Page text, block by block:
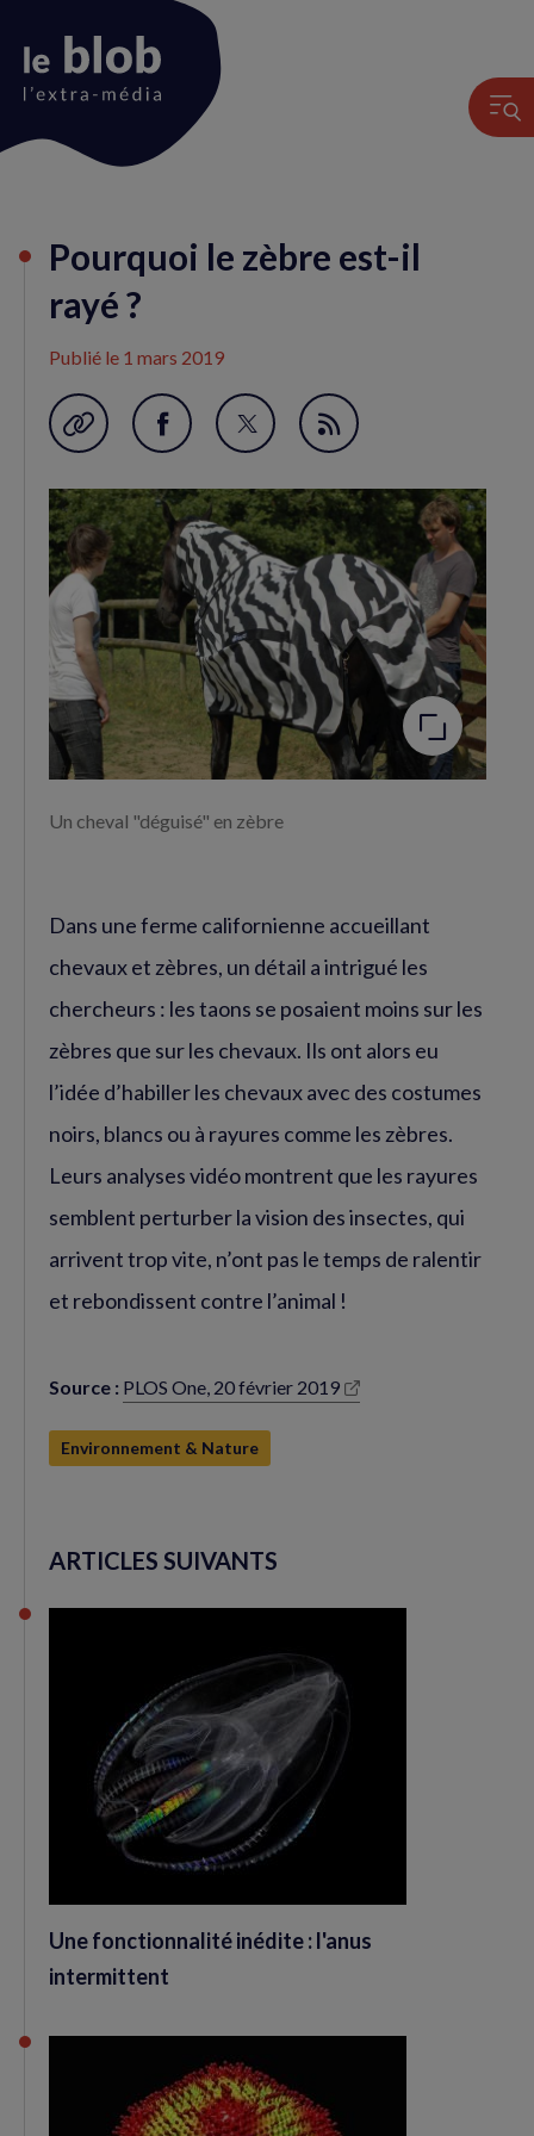
du
Pourquoi le zèbre est-il
rayé ?
Publié le 1 mars 2019
Garder en favori
Partager
Facebook
(nouvelle
fenêtre)
Partager
Twitter
(nouvelle
fenêtre)
Flux
Agrandir
l'image
Un cheval "déguisé" en zèbre
Dans une ferme californienne accueillant
chevaux et zèbres, un détail a intrigué les
chercheurs : les taons se posaient moins sur les
zèbres que sur les chevaux. Ils ont alors eu
l’idée d’habiller les chevaux avec des costumes
noirs, blancs ou à rayures comme les zèbres.
Leurs analyses vidéo montrent que les rayures
semblent perturber la vision des insectes, qui
arrivent trop vite, n’ont pas le temps de ralentir
et rebondissent contre l’animal !
Source : PLOS One, 20 février 2019
(nouvelle
Environnement & Nature
ARTICLES SUIVANTS
Une fonctionnalité inédite : l'anus
intermittent